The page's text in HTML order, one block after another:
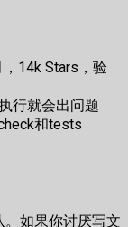
，14k Stars，验
行就会出问题
和tests
。如果你讨厌写文